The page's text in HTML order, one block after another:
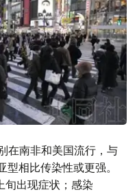
在南非和美国流行，与
相比传染性或更强。
出现症状；感染